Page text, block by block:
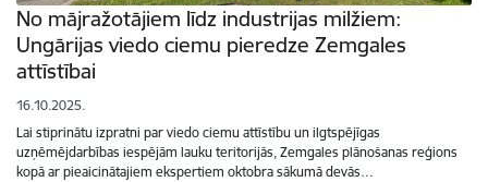
No mājražotājiem līdz industrijas milžiem:
Ungārijas viedo ciemu pieredze Zemgales
attīstībai
16.10.2025.
Lai stiprinātu izpratni par viedo ciemu attīstību un ilgtspējīgas
uzņēmējdarbības iespējām lauku teritorijās, Zemgales plānošanas reģions
kopā ar pieaicinātajiem ekspertiem oktobra sākumā devās…